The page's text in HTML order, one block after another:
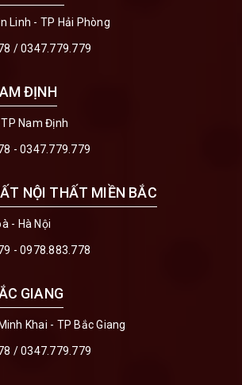
Linh - TP Hải Phòng
/0347.779.779
ĐỊNH
Nam Định
- 0347.779.779
NỘI THẤT MIỀN BẮC
- Hà Nội
- 0978.883.778
GIANG
Khai - TP Bắc Giang
/0347.779.779